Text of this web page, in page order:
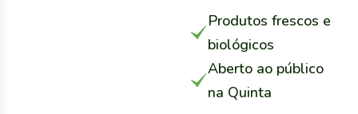
Produtos frescos e
biológicos
Aberto ao público
na Quinta